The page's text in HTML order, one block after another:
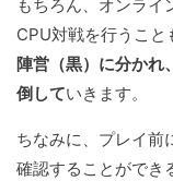
もちろん、オンラ
CPU対戦を行うこと
陣営（黒）に分かれ
倒していきます。
ちなみに、プレイ前
確認することができ